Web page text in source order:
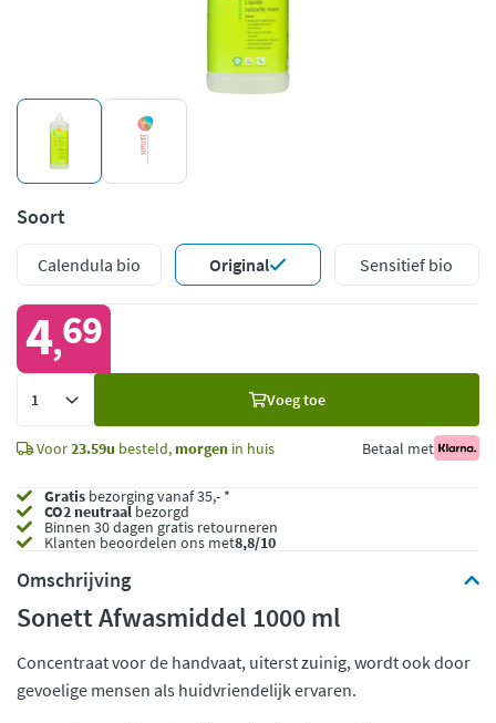
Soort
Calendula bio Original Sensitief bio
4,69
Voeg toe
Voor23.59u besteld, morgen in huis Betaal met
Gratis bezorging vanaf 35,- *
CO2 neutraalbezorgd
Binnen 30 dagen gratis retourneren
Klanten beoordelen ons met8,8/10
Omschrijving
Sonett Afwasmiddel 1000 ml
Concentraat voor de handvaat, uiterst zuinig, wordt ook door
gevoelige mensen als huidvriendelijk ervaren.